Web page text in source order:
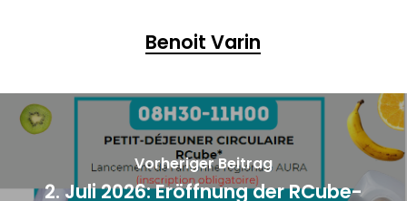
Benoit Varin
Vorheriger Beitrag
2. Juli 2026: Eröffnung der RCube-